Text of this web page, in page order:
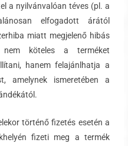
a nyilvánvalóan téves (pl. a
elfogadott árától
miatt megjelenő hibás
köteles a terméket
hanem felajánlhatja a
amelynek ismeretében a
történő fizetés esetén a
fizeti meg a termék